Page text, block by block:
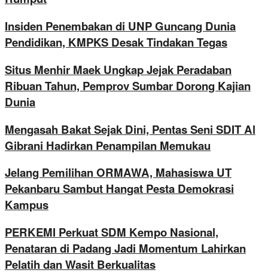
Insiden Penembakan di UNP Guncang Dunia
Pendidikan, KMPKS Desak Tindakan Tegas
Situs Menhir Maek Ungkap Jejak Peradaban
Ribuan Tahun, Pemprov Sumbar Dorong Kajian
Dunia
Mengasah Bakat Sejak Dini, Pentas Seni SDIT Al
Gibrani Hadirkan Penampilan Memukau
Jelang Pemilihan ORMAWA, Mahasiswa UT
Pekanbaru Sambut Hangat Pesta Demokrasi
Kampus
PERKEMI Perkuat SDM Kempo Nasional,
Penataran di Padang Jadi Momentum Lahirkan
Pelatih dan Wasit Berkualitas